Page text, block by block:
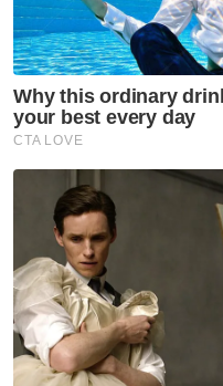
Muat turun aplikasi